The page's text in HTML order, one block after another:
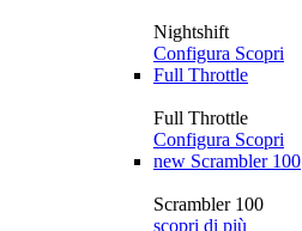
Nightshift
Configura Scopri
Full Throttle
Full Throttle
Configura Scopri
new Scrambler 100
Scrambler 100
scopri di più